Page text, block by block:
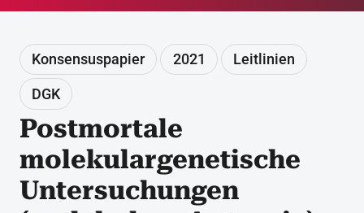
Konsensuspapier 2021 Leitlinien
DGK
Postmortale
molekulargenetische
Untersuchungen